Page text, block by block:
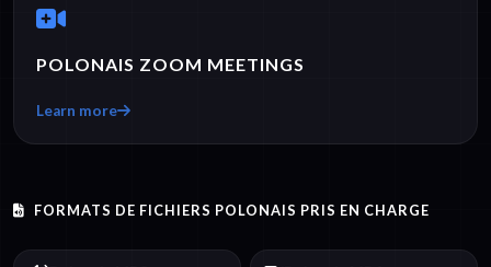
POLONAIS ZOOM MEETINGS
Learn more
FORMATS DE FICHIERS POLONAIS PRIS EN CHARGE